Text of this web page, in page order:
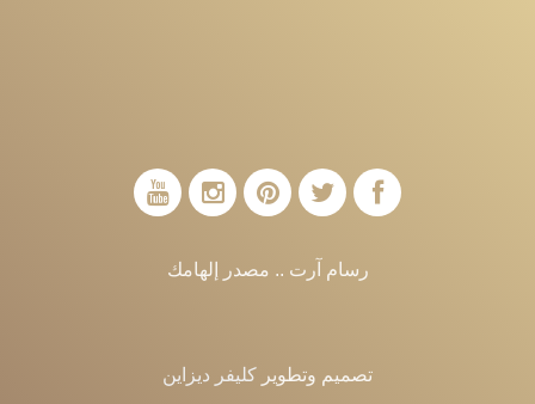
رسام آرت .. مصدر إلهامك
تصميم وتطوير كليفر ديزاين